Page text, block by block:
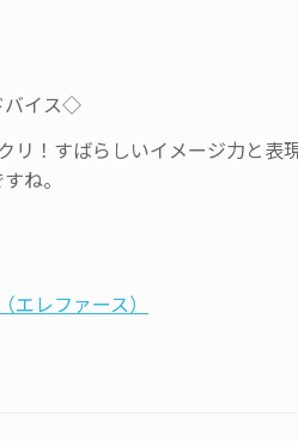
イス◇
リ！すばらしいイメージ力と
ね。
レファース）